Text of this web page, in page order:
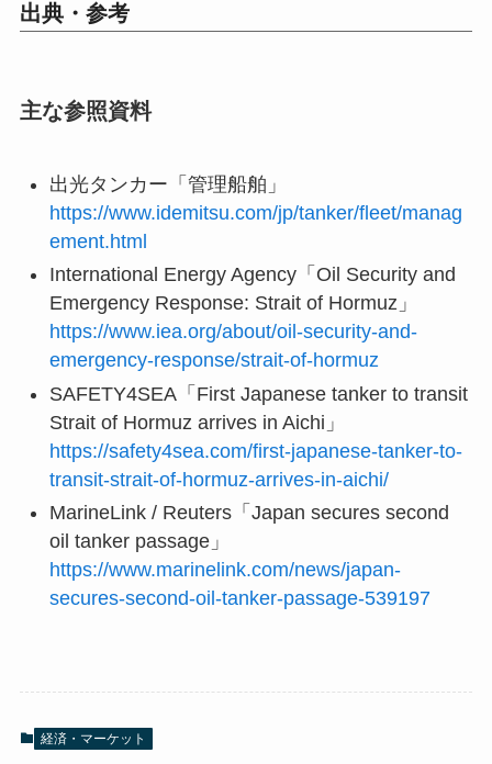
出典・参考
主な参照資料
出光タンカー「管理船舶」
https://www.idemitsu.com/jp/tanker/fleet/manag
ement.html
International Energy Agency「Oil Security and
Emergency Response: Strait of Hormuz」
https://www.iea.org/about/oil-security-and-
emergency-response/strait-of-hormuz
SAFETY4SEA「First Japanese tanker to transit
Strait of Hormuz arrives in Aichi」
https://safety4sea.com/first-japanese-tanker-to-
transit-strait-of-hormuz-arrives-in-aichi/
MarineLink / Reuters「Japan secures second
oil tanker passage」
https://www.marinelink.com/news/japan-
secures-second-oil-tanker-passage-539197
経済・マーケット